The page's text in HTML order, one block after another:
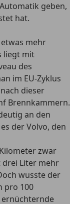
geben,
hat.
mehr
liegt mit
des
im EU-Zyklus
dieser
Brennkammern.
an den
der Volvo, den
zwar
drei Liter mehr
wusste der
pro 100